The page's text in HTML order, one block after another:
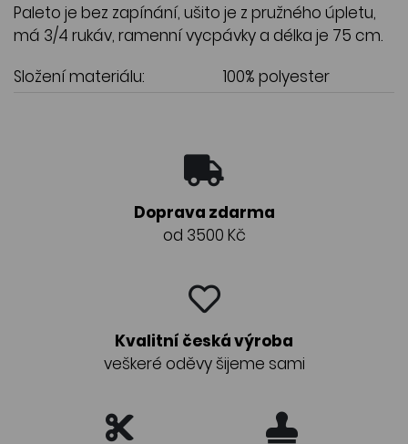
Paleto je bez zapínání, ušito je z pružného úpletu,
má 3/4 rukáv, ramenní vycpávky a délka je 75 cm.
Složení materiálu:
100% polyester
Doprava zdarma
od 3500 Kč
Kvalitní česká výroba
veškeré oděvy šijeme sami